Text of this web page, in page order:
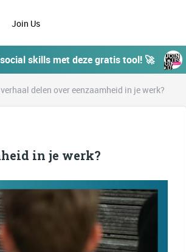
Join Us
skills met deze gratis tool! 🚀
delen over eenzaamheid in je werk?
in je werk?